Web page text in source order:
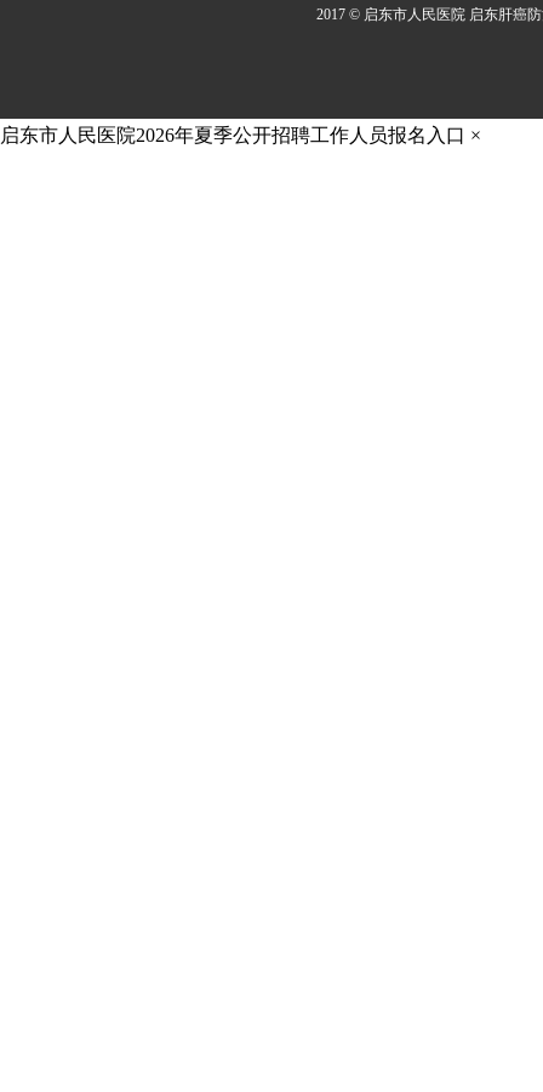
2017 © 启东市人民医院 启东肝癌
启东市人民医院2026年夏季公开招聘工作人员报名入口 ×